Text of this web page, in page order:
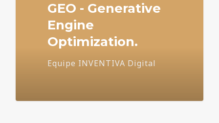
GEO - Generative
Engine
Optimization.
Equipe INVENTIVA Digital